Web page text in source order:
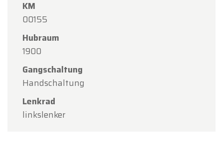
KM
00155
Hubraum
1900
Gangschaltung
Handschaltung
Lenkrad
linkslenker